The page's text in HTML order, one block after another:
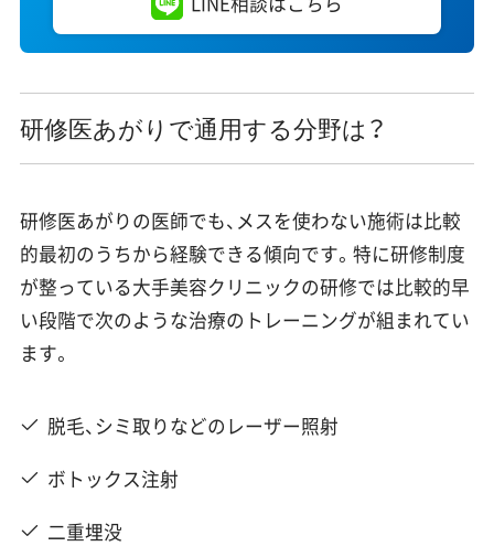
研修医あがりで通用する分野は？
研修医あがりの医師でも、メスを使わない施術は比較
的最初のうちから経験できる傾向です。特に研修制度
が整っている大手美容クリニックの研修では比較的早
い段階で次のような治療のトレーニングが組まれてい
ます。
脱毛、シミ取りなどのレーザー照射
ボトックス注射
二重埋没